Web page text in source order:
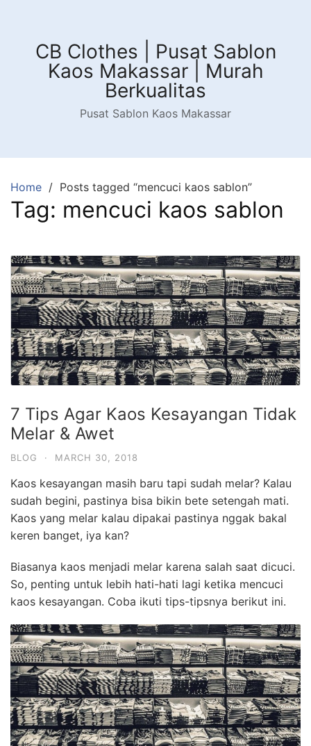
contentCB Clothes | Pusat Sablon
Kaos Makassar | Murah
Berkualitas
Pusat Sablon Kaos Makassar
Home Posts tagged “mencuci kaos sablon”
Tag: mencuci kaos sablon
7 Tips Agar Kaos Kesayangan Tidak
Melar & Awet
BLOG · MARCH 30, 2018
Kaos kesayangan masih baru tapi sudah melar? Kalau
sudah begini, pastinya bisa bikin bete setengah mati.
Kaos yang melar kalau dipakai pastinya nggak bakal
keren banget, iya kan?
Biasanya kaos menjadi melar karena salah saat dicuci.
So, penting untuk lebih hati-hati lagi ketika mencuci
kaos kesayangan. Coba ikuti tips-tipsnya berikut ini.